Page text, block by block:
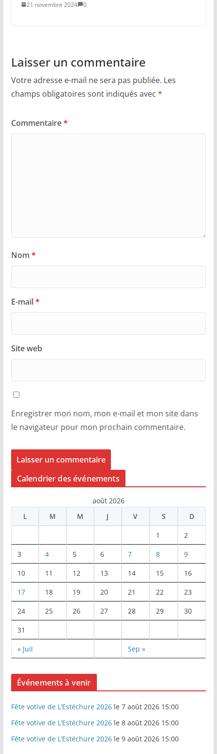
21 novembre 2024 0
Laisser un commentaire
Votre adresse e-mail ne sera pas publiée. Les
champs obligatoires sont indiqués avec *
Commentaire*
Nom *
E-mail*
Site web
Enregistrer mon nom, mon e-mail et mon site dans
le navigateur pour mon prochain commentaire.
Calendrier des événements
août 2026
L
M M J V S D
1 2
3 4 5 6 7 8 9
10 11 12 13 14 15 16
17 18 19 20 21 22 23
24 25 26 27 28 29 30
31
« Juil Sep »
Événements à venir
Fête votive de L’Estéchure 2026le 7 août 2026 15:00
Fête votive de L’Estéchure 2026le 8 août 2026 15:00
Fête votive de L’Estéchure 2026le 9 août 2026 15:00